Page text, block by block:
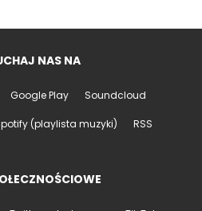
NAS NA
Google Play Soundcloud
(playlista muzyki) RSS